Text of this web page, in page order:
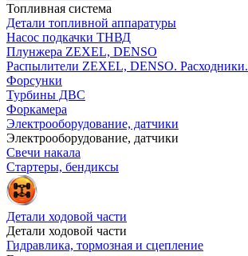
Топливная система
Детали топливной аппаратуры
Насос подкачки ТНВД
Плунжера ZEXEL, DENSO
Распылители ZEXEL, DENSO. Расходники.
Форсунки
Турбины ДВС
Форкамера
Электрооборудование, датчики
Электрооборудование, датчики
Свечи накала
Стартеры, бендиксы
Детали ходовой части
Детали ходовой части
Гидравлика, тормозная и сцепление